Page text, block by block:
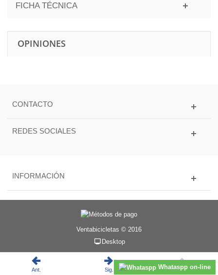
FICHA TÉCNICA
OPINIONES
CONTACTO
REDES SOCIALES
INFORMACIÓN
Whataspp on-line
Ventabicicletas © 2016
Desktop
Ant. Sig. Subir